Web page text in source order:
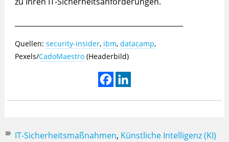
Quellen: security-insider, ibm, datacamp,
Pexels/CadoMaestro(Headerbild)
IT-Sicherheitsmaßnahmen, Künstliche Intelligenz (KI)